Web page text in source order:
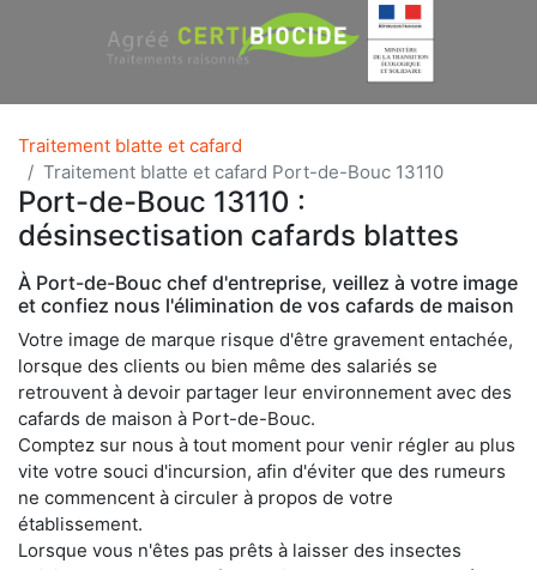
Traitement blatte et cafard
Traitement blatte et cafard Port-de-Bouc 13110
Port-de-Bouc 13110 :
désinsectisation cafards blattes
À Port-de-Bouc chef d'entreprise, veillez à votre image
et confiez nous l'élimination de vos cafards de maison
Votre image de marque risque d'être gravement entachée,
lorsque des clients ou bien même des salariés se
retrouvent à devoir partager leur environnement avec des
cafards de maison à Port-de-Bouc.
Comptez sur nous à tout moment pour venir régler au plus
vite votre souci d'incursion, afin d'éviter que des rumeurs
ne commencent à circuler à propos de votre
établissement.
Lorsque vous n'êtes pas prêts à laisser des insectes